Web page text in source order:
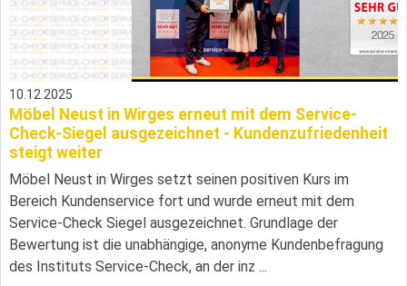
10.12.2025
Möbel Neust in Wirges erneut mit dem Service-
Check-Siegel ausgezeichnet - Kundenzufriedenheit
steigt weiter
Möbel Neust in Wirges setzt seinen positiven Kurs im
Bereich Kundenservice fort und wurde erneut mit dem
Service-Check Siegel ausgezeichnet. Grundlage der
Bewertung ist die unabhängige, anonyme Kundenbefragung
des Instituts Service-Check, an der inz ...